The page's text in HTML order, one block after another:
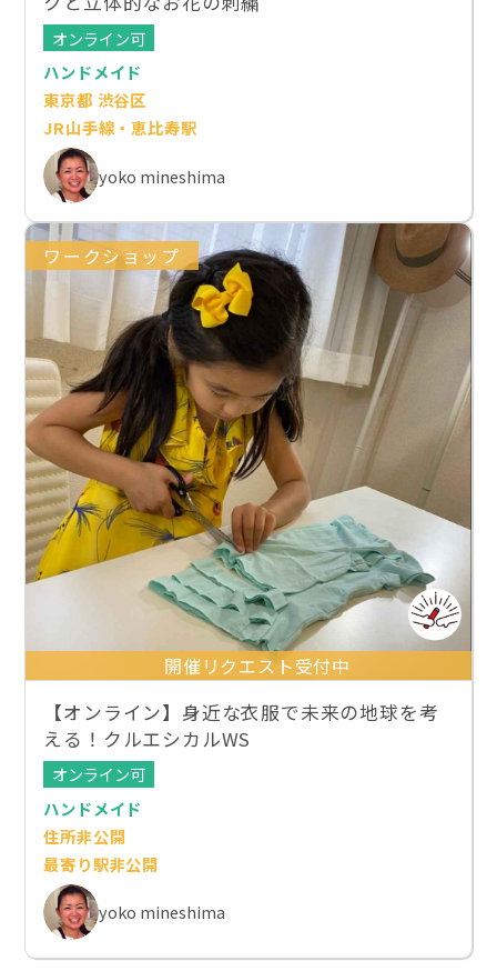
オンライン可
ハンドメイド
東京都 渋谷区
JR山手線・恵比寿駅
yoko mineshima
ワークショップ
開催リクエスト受付中
【オンライン】身近な衣服で未来の地球を考
える！クルエシカルWS
オンライン可
ハンドメイド
住所非公開
最寄り駅非公開
yoko mineshima